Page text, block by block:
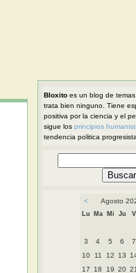
Bloxitoes un blog de
trata bien ninguno. Tiene
positiva por la ciencia y el
sigue los principios
tendencia politica progresista.
< Agosto
Lu Ma Mi Ju
3
4 5 6 7
10
11 12 13
17
18 19 20 21